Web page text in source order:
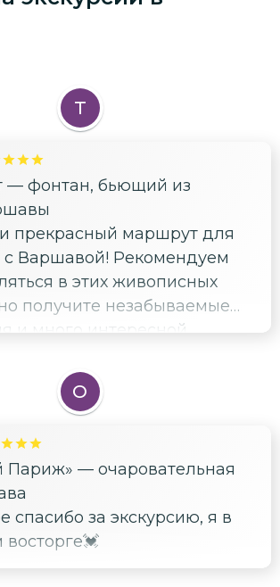
Т
— фонтан, бьющий из
прекрасный маршрут для
с Варшавой! Рекомендуем
в этих живописных
получите незабываемые
и много интересной
О
Париж» — очаровательная
спасибо за экскурсию, я в